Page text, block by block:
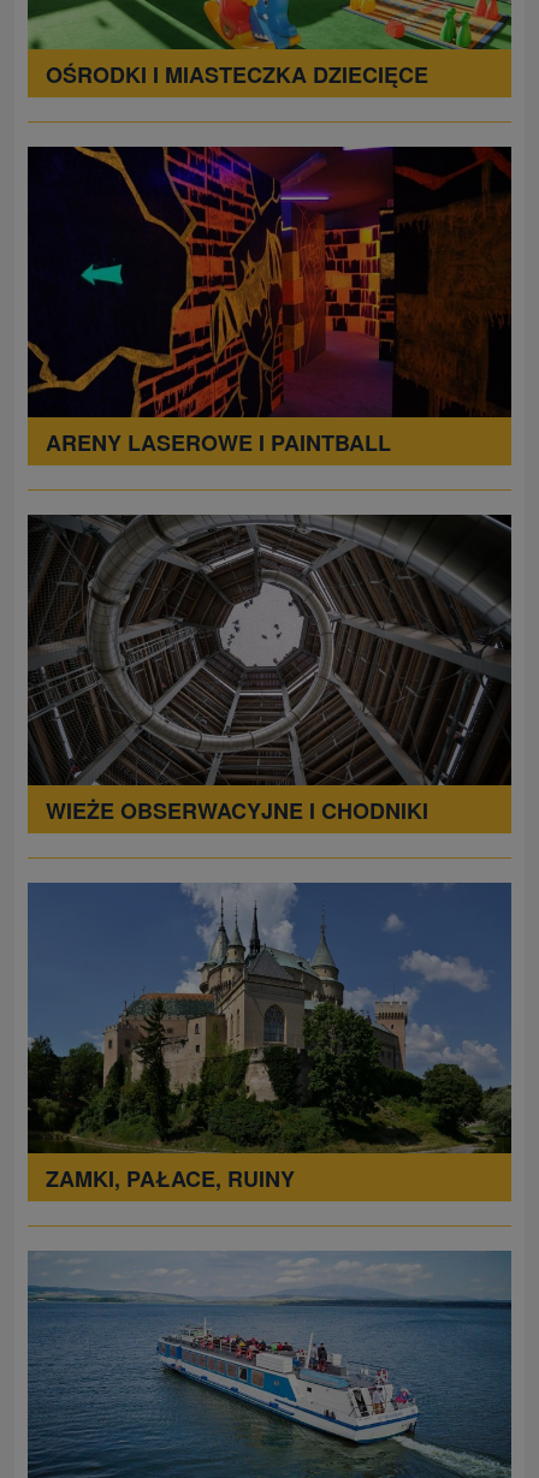
OŚRODKI I MIASTECZKA DZIECIĘCE
ARENY LASEROWE I PAINTBALL
WIEŻE OBSERWACYJNE I CHODNIKI
ZAMKI, PAŁACE, RUINY